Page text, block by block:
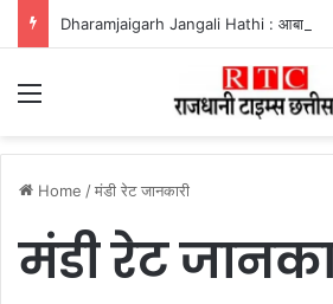
Menu
Home /मंडी रेट जानकारी
मंडी रेट